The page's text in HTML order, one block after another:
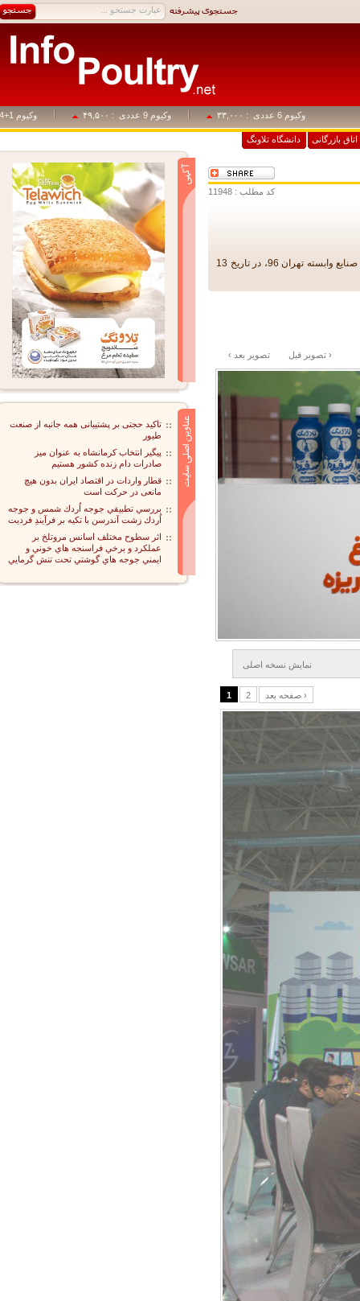
وکیوم 9 عددی وکیوم 1+14
بازرگانی دانشگاه تلاونگ
کد مطلب : 11948
شانزدهمین نمایشگاه بین المللی دام، طیور، فراورده های لبنی و صنایع وابسته تهران 96، در تاریخ 13
‹ تصوير قبل تصوير بعد ›
نمايش نسخه اصلی
تاکید حجتی بر پشتیبانی همه جانبه از صنعت
طیور
پیگیر انتخاب کرمانشاه به عنوان میز
صادرات دام زنده کشور هستیم
قطار واردات در اقتصاد ایران بدون هیچ
مانعی در حرکت است
بررسي تطبيقي جوجه اُردك شمس و جوجه
اُردك زشت آندرسن با تكيه بر فرآيندِ فرديت
اثر سطوح مختلف اسانس مروتلخ بر
عملكرد و برخي فراسنجه هاي خوني و
ايمني جوجه هاي گوشتي تحت تنش گرمايي